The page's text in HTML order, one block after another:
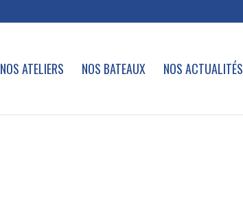
NOS ATELIERS NOS BATEAUX NOS ACTUALITÉS